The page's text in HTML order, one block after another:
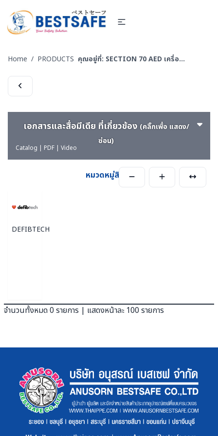
Home / PRODUCTS คุณอยู่ที่: SECTION 70 AED เครื่องกระตุ้นหัวใจ และอุปกรณ์สำหรับฝึกซ้อม
เอกสารและสื่อมีเดีย ที่เกี่ยวข้อง (คลิ๊กเพื่อ แสดง/
ซ่อน)
Catalog | PDF | Video
หมวดหมู่สินค้า
DEFIBTECH
จำนวนทั้งหมด 0 รายการ | แสดงหน้าละ 100 รายการ